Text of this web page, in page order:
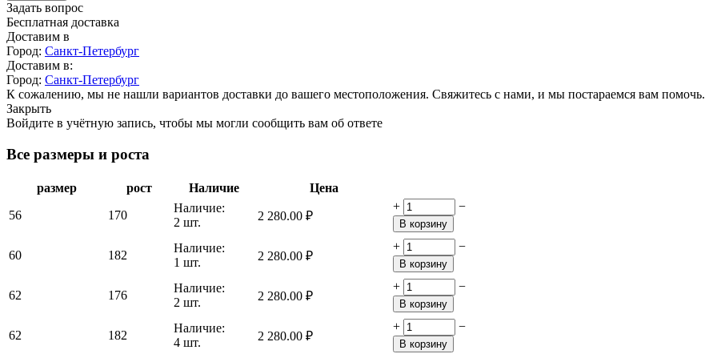
Задать вопрос
Бесплатная доставка
Доставим в
Город: Санкт-Петербург
Доставим в:
Город: Санкт-Петербург
К сожалению, мы не нашли вариантов доставки до вашего местоположения. Свяжитесь с нами, и мы постараемся вам помочь.
Закрыть
Войдите в учётную запись, чтобы мы могли сообщить вам об ответе
Все размеры и роста
размер рост Наличие
Цена
56
170
Наличие:
2 шт.
2 280.00 ₽
+ −
В корзину
60 182
Наличие:
1 шт.
2 280.00 ₽
+ −
В корзину
62 176
Наличие:
2 шт.
2 280.00 ₽
+ −
В корзину
62 182
Наличие:
4 шт.
2 280.00 ₽
+ −
В корзину